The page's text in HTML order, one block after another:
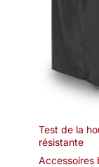
Test de la
résistante
Accessoires